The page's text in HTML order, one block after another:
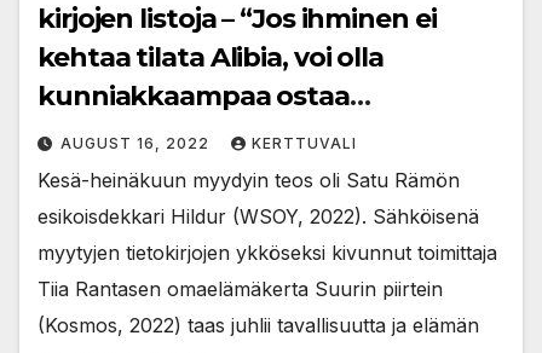
kirjojen listoja – “Jos ihminen ei
kehtaa tilata Alibia, voi olla
kunniakkaampaa ostaa
rikollismaailmasta kertova kirja”
AUGUST 16, 2022 KERTTUVALI
Kesä-heinäkuun myydyin teos oli Satu Rämön
esikoisdekkari Hildur (WSOY, 2022). Sähköisenä
myytyjen tietokirjojen ykköseksi kivunnut toimittaja
Tiia Rantasen omaelämäkerta Suurin piirtein
(Kosmos, 2022) taas juhlii tavallisuutta ja elämän